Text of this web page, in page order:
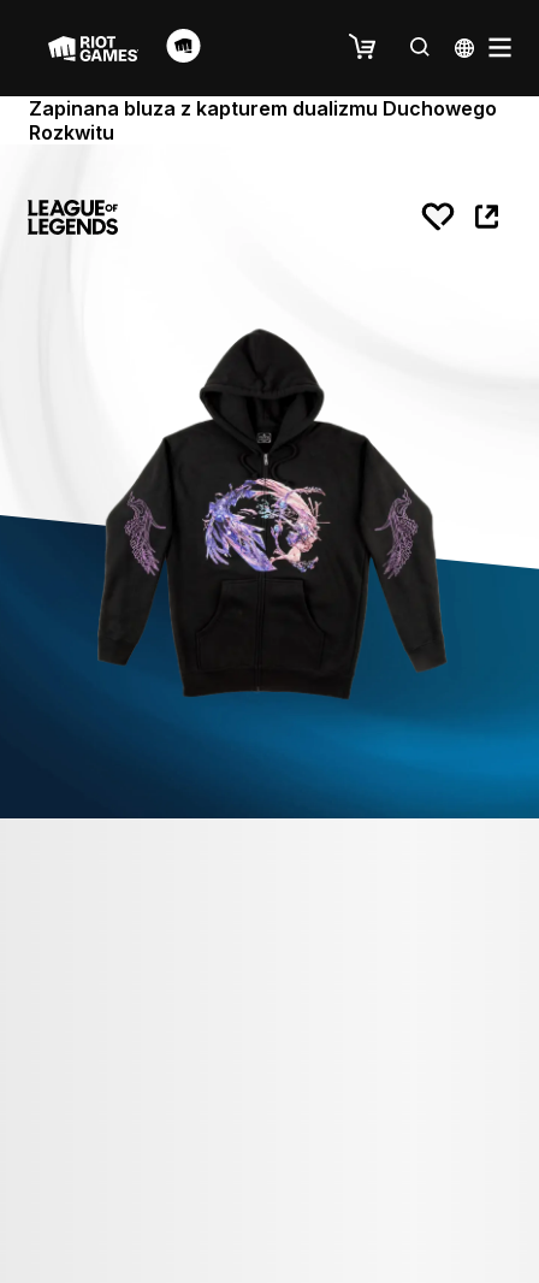
Zapinana bluza z kapturem dualizmu Duchowego
Rozkwitu